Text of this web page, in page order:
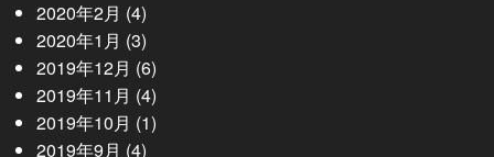
2020年2月 (4)
2020年1月 (3)
2019年12月 (6)
2019年11月 (4)
2019年10月 (1)
2019年9月 (4)